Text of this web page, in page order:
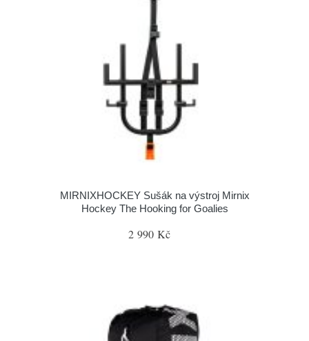
MIRNIXHOCKEY Sušák na výstroj Mirnix
Hockey The Hooking for Goalies
2 990 Kč